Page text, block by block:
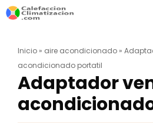
Saltar
contenido
Inicio » aire acondicionado »
acondicionado portatil
Adaptador